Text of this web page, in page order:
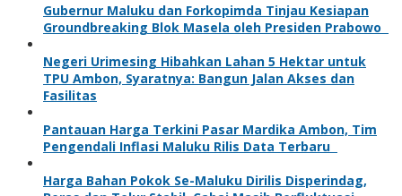
Gubernur Maluku dan Forkopimda Tinjau Kesiapan
Groundbreaking Blok Masela oleh Presiden Prabowo
Negeri Urimesing Hibahkan Lahan 5 Hektar untuk
TPU Ambon, Syaratnya: Bangun Jalan Akses dan
Fasilitas
Pantauan Harga Terkini Pasar Mardika Ambon, Tim
Pengendali Inflasi Maluku Rilis Data Terbaru
Harga Bahan Pokok Se-Maluku Dirilis Disperindag,